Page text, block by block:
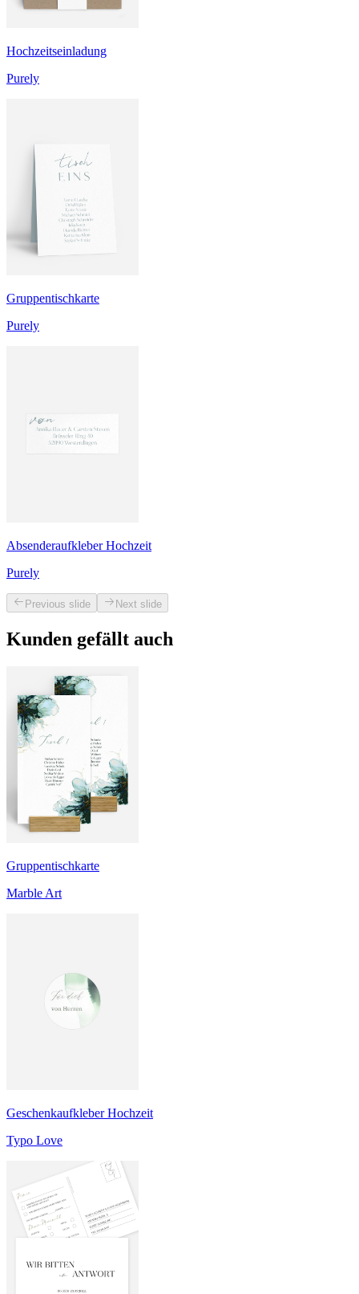
Hochzeitseinladung
Purely
Gruppentischkarte
Purely
Absenderaufkleber Hochzeit
Purely
Previous slide Next slide
Kunden gefällt auch
Gruppentischkarte
Marble Art
Geschenkaufkleber Hochzeit
Typo Love